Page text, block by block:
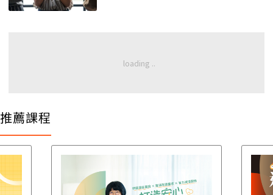
推薦課程